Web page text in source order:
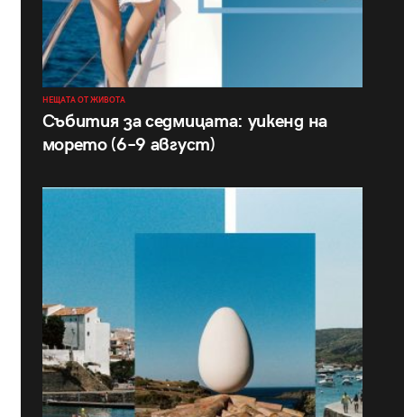
НЕЩАТА ОТ ЖИВОТА
Събития за седмицата: уикенд на
морето (6–9 август)